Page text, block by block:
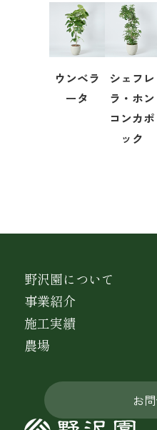
ウンベラ
ータ
シェフレ
ラ・ホン
コンカポ
ック
野沢園について
事業紹介
施工実績
農場
お